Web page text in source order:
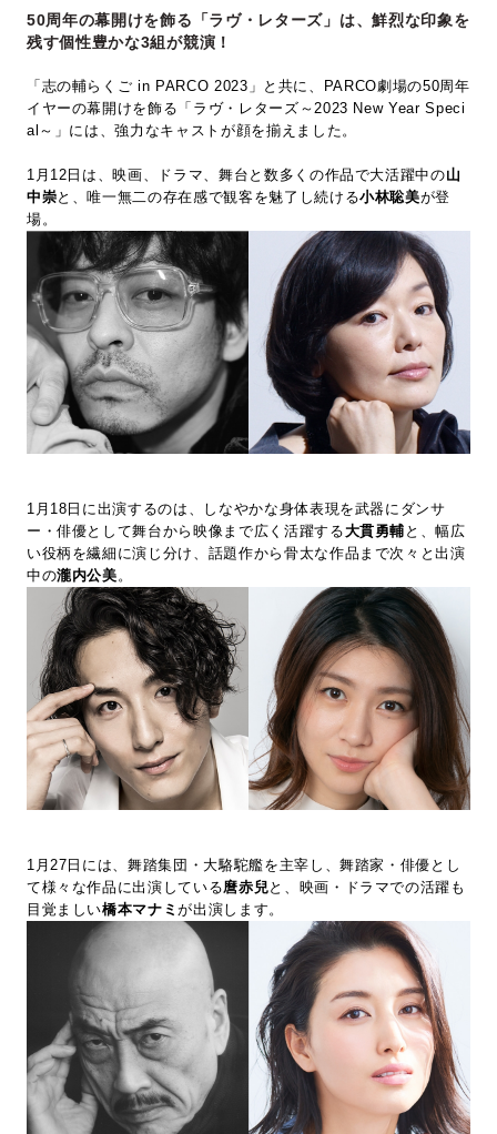
50周年の幕開けを飾る「ラヴ・レターズ」は、鮮烈な印象を
残す個性豊かな3組が競演！
「志の輔らくご in PARCO 2023」と共に、PARCO劇場の50周年
イヤーの幕開けを飾る「ラヴ・レターズ～2023 New Year Speci
al～」には、強力なキャストが顔を揃えました。
1月12日は、映画、ドラマ、舞台と数多くの作品で大活躍中の山
中崇と、唯一無二の存在感で観客を魅了し続ける小林聡美が登
場。
1月18日に出演するのは、しなやかな身体表現を武器にダンサ
ー・俳優として舞台から映像まで広く活躍する大貫勇輔 と、幅広
い役柄を繊細に演じ分け、話題作から骨太な作品まで次々と出演
中の瀧内公美。
1月27日には、舞踏集団・大駱駝艦を主宰し、舞踏家・俳優とし
て様々な作品に出演している麿赤兒と、映画・ドラマでの活躍も
目覚ましい橋本マナミが出演します。